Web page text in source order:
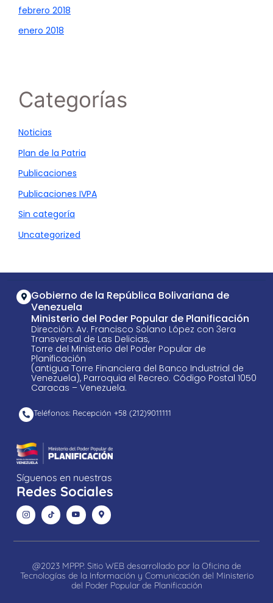
febrero 2018
enero 2018
Categorías
Noticias
Plan de la Patria
Publicaciones
Publicaciones IVPA
Sin categoría
Uncategorized
Gobierno de la República Bolivariana de
Venezuela
Ministerio del Poder Popular de Planificación
Dirección: Av. Francisco Solano López con 3era
Transversal de Las Delicias,
Torre del Ministerio del Poder Popular de
Planificación
(antigua Torre Financiera del Banco Industrial de
Venezuela), Parroquia el Recreo. Código Postal 1050
Caracas – Venezuela.
Teléfonos: Recepción +58 ​(212)9011111
Síguenos en nuestras
Redes Sociales
@2023 MPPP. Sitio WEB desarrollado por la Oficina de
Tecnologías de la Información y Comunicación del Ministerio
del Poder Popular de Planificación